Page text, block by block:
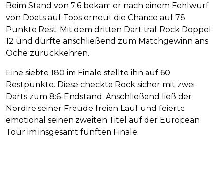
Beim Stand von 7:6 bekam er nach einem Fehlwurf
von Doets auf Tops erneut die Chance auf 78
Punkte Rest. Mit dem dritten Dart traf Rock Doppel
12 und durfte anschließend zum Matchgewinn ans
Oche zurückkehren.
Eine siebte 180 im Finale stellte ihn auf 60
Restpunkte. Diese checkte Rock sicher mit zwei
Darts zum 8:6-Endstand. Anschließend ließ der
Nordire seiner Freude freien Lauf und feierte
emotional seinen zweiten Titel auf der European
Tour im insgesamt fünften Finale.